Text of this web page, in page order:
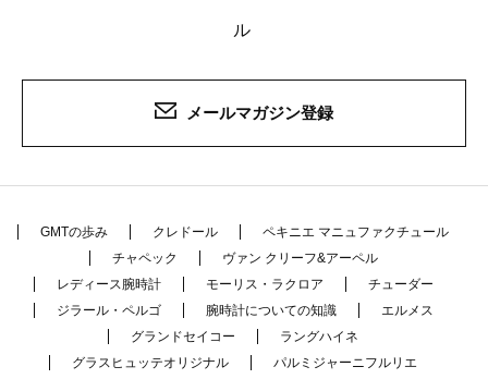
ル
メールマガジン登録
GMTの歩み クレドール
ペキニエ マニュファクチュール
チャペック
ヴァン クリーフ&アーペル
レディース腕時計
モーリス・ラクロア
チューダー
ジラール・ペルゴ
腕時計についての知識
エルメス
グランドセイコー
ラングハイネ
グラスヒュッテオリジナル
パルミジャーニフルリエ